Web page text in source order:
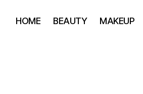
HOME BEAUTY MAKEUP